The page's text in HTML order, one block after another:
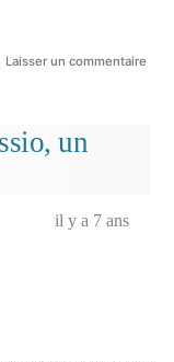
Laisser un commentairesur
un
il y a 7 ans